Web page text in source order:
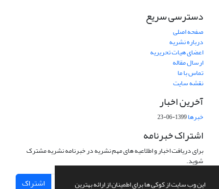
این وب سایت از کوکی ها برای اطمینان از ارائه بهترین
دسترسی سریع
صفحه اصلی
درباره نشریه
اعضای هیات تحریریه
ارسال مقاله
تماس با ما
نقشه سایت
آخرین اخبار
خبرها1399-06-23
اشتراک خبرنامه
برای دریافت اخبار و اطلاعیه های مهم نشریه در خبرنامه نشریه مشترک
شوید.
اشتراک